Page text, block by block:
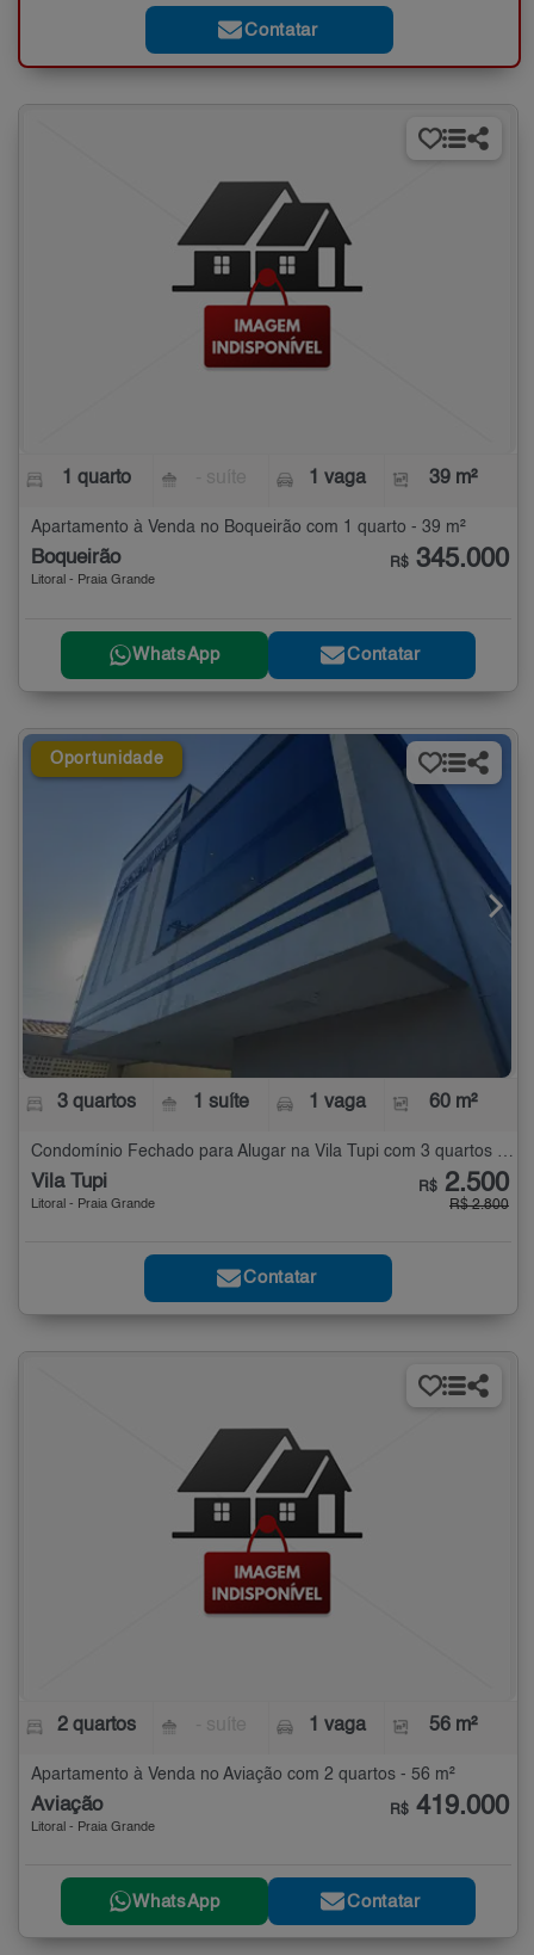
Contatar
1 quarto 1 vaga 39 m²
Apartamento à Venda no Boqueirão com 1 quarto - 39 m²
Boqueirão
Litoral - Praia Grande
R$ 345.000
WhatsApp Contatar
Oportunidade
3 quartos 1 suíte 1 vaga 60 m²
Vila Tupi
Litoral - Praia Grande
R$ 2.500
R$ 2.800
Contatar
2 quartos 1 vaga 56 m²
Apartamento à Venda no Aviação com 2 quartos - 56 m²
Aviação
Litoral - Praia Grande
R$ 419.000
WhatsApp Contatar